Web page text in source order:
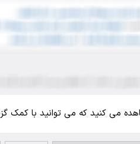
می کنید که می توانید با کمک